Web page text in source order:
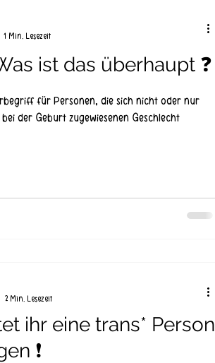
ist das überhaupt ❓
für Personen, die sich nicht oder nur
der Geburt zugewiesenen Geschlecht
1 Min. Lesezeit
ihr eine trans* Person
❗
2 Min. Lesezeit